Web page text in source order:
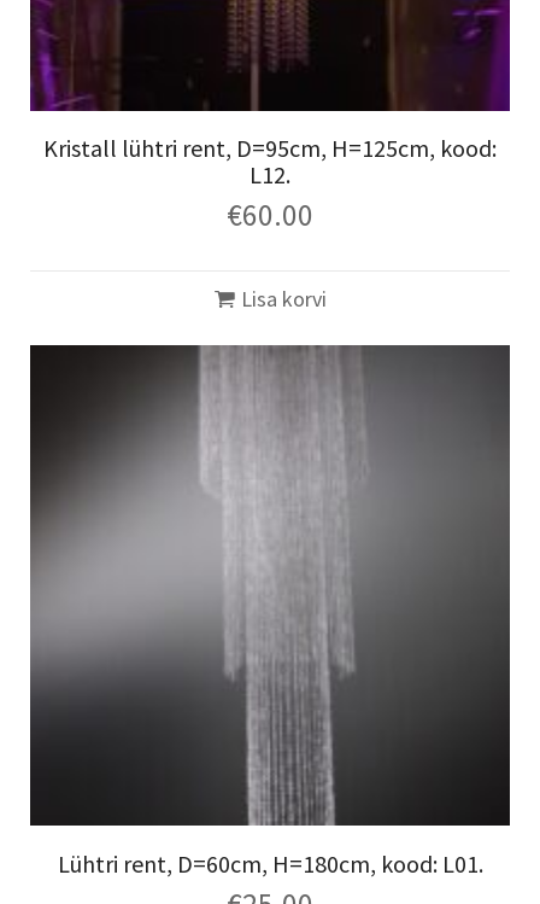
Kristall lühtri rent, D=95cm, H=125cm, kood:
L12.
€60.00
Lisa korvi
Lühtri rent, D=60cm, H=180cm, kood: L01.